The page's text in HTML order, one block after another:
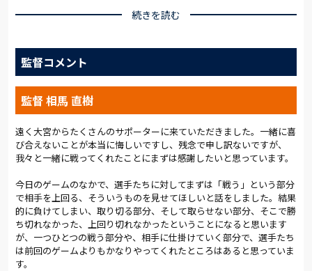
ポジションに変動があった。泉澤が菊地と2トップを組み高い位
略した。第7節以来のスタメンとなった栗本はダブルボランチの
一角に入った。さらに今シーズン初スタメンの吉永が左サイド
バックに。そして、これまで左サイドバックが定位置だった小
野が右サイドハーフに入って数々のチャンスを演出した。
試合はいきなり動いた。開始早々に右サイドから攻めると茂木
のクロスに合わせた矢島慎がヘディングシュート。枠をとらえ
ることはできなかったが、この試合の狙いがはっきりしたシー
ンだった。しかし、10分、CKから失点。序盤から1点を追いか
その後もボールを支配し、随所で岩手の3バックの脇に空いたス
ペースから攻撃を仕掛けた。セットプレーも大きなチャンスに
なった。23分には左サイドを突破した泉澤のクロスに、ゴール
前に残っていた西村がシュート。惜しくも相手GKにボールが収
まった。
続きを読む
監督コメント
監督 相馬 直樹
遠く大宮からたくさんのサポーターに来ていただきました。一緒に喜
び合えないことが本当に悔しいですし、残念で申し訳ないですが、
我々と一緒に戦ってくれたことにまずは感謝したいと思っています。
今日のゲームのなかで、選手たちに対してまずは「戦う」という部分
で相手を上回る、そういうものを見せてほしいと話をしました。結果
的に負けてしまい、取り切る部分、そして取らせない部分、そこで勝
ち切れなかった、上回り切れなかったということになると思います
が、一つひとつの戦う部分や、相手に仕掛けていく部分で、選手たち
は前回のゲームよりもかなりやってくれたところはあると思っていま
す。